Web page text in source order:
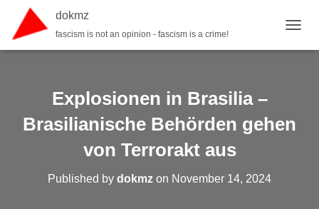
dokmz
fascism is not an opinion - fascism is a crime!
Explosionen in Brasilia –
Brasilianische Behörden gehen
von Terrorakt aus
Published by dokmz on November 14, 2024